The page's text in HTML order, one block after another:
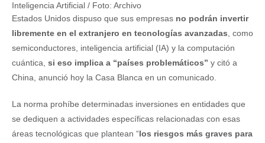
Inteligencia Artificial / Foto: Archivo
Estados Unidos dispuso que sus empresas no podrán invertir
libremente en el extranjero en tecnologías avanzadas , como
semiconductores, inteligencia artificial (IA) y la computación
cuántica, si eso implica a “países problemáticos” y citó a
China, anunció hoy la Casa Blanca en un comunicado.
La norma prohíbe determinadas inversiones en entidades que
se dediquen a actividades específicas relacionadas con esas
áreas tecnológicas que plantean “los riesgos más graves para